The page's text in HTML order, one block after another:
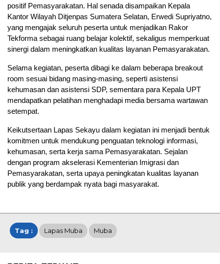
positif Pemasyarakatan. Hal senada disampaikan Kepala
Kantor Wilayah Ditjenpas Sumatera Selatan, Erwedi Supriyatno,
yang mengajak seluruh peserta untuk menjadikan Rakor
Tekforma sebagai ruang belajar kolektif, sekaligus memperkuat
sinergi dalam meningkatkan kualitas layanan Pemasyarakatan.
Selama kegiatan, peserta dibagi ke dalam beberapa breakout
room sesuai bidang masing-masing, seperti asistensi
kehumasan dan asistensi SDP, sementara para Kepala UPT
mendapatkan pelatihan menghadapi media bersama wartawan
setempat.
Keikutsertaan Lapas Sekayu dalam kegiatan ini menjadi bentuk
komitmen untuk mendukung penguatan teknologi informasi,
kehumasan, serta kerja sama Pemasyarakatan. Sejalan
dengan program akselerasi Kementerian Imigrasi dan
Pemasyarakatan, serta upaya peningkatan kualitas layanan
publik yang berdampak nyata bagi masyarakat.
Tag : Lapas Muba Muba